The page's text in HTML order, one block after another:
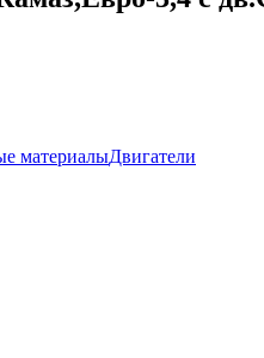
материалыДвигатели